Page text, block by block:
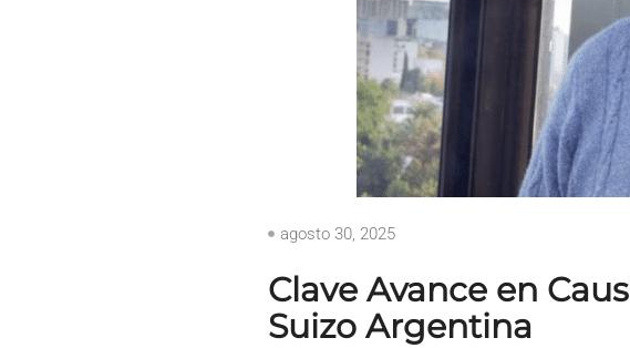
agosto 30, 2025
Clave Avance en
Suizo Argentina